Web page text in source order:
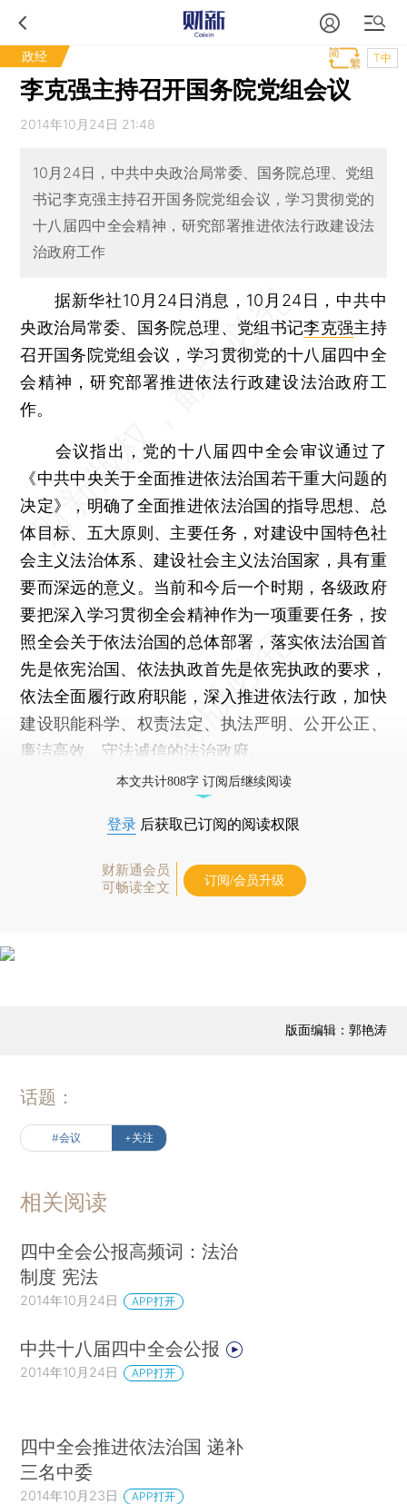
政经 T中
李克强主持召开国务院党组会议
2014年10月24日 21:48
10月24日，中共中央政治局常委、国务院总理、党组
书记李克强主持召开国务院党组会议，学习贯彻党的
十八届四中全会精神，研究部署推进依法行政建设法
治政府工作
据新华社10月24日消息，10月24日，中共中
央政治局常委、国务院总理、党组书记李克强主持
召开国务院党组会议，学习贯彻党的十八届四中全
会精神，研究部署推进依法行政建设法治政府工
作。
会议指出，党的十八届四中全会审议通过了
《中共中央关于全面推进依法治国若干重大问题的
决定》，明确了全面推进依法治国的指导思想、总
体目标、五大原则、主要任务，对建设中国特色社
会主义法治体系、建设社会主义法治国家，具有重
要而深远的意义。当前和今后一个时期，各级政府
要把深入学习贯彻全会精神作为一项重要任务，按
照全会关于依法治国的总体部署，落实依法治国首
先是依宪治国、依法执政首先是依宪执政的要求，
依法全面履行政府职能，深入推进依法行政，加快
建设职能科学、权责法定、执法严明、公开公正、
廉洁高效、守法诚信的法治政府。
本文共计808字 订阅后继续阅读
登录 后获取已订阅的阅读权限
财新通会员
可畅读全文
订阅/会员升级
版面编辑：郭艳涛
话题：
#会议 +关注
相关阅读
四中全会公报高频词：法治
制度 宪法
2014年10月24日 APP打开
中共十八届四中全会公报
2014年10月24日 APP打开
四中全会推进依法治国 递补
三名中委
2014年10月23日 APP打开